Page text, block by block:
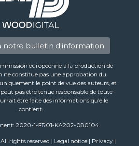
notre bulletin d'information
européenne à la production de
ne constitue pas une approbation du
le point de vue des auteurs, et
pas être tenue responsable de toute
être faite des informations qu’elle
contient.
2020-1-FR01-KA202-080104
rights reserved | Legal notice| Privacy|